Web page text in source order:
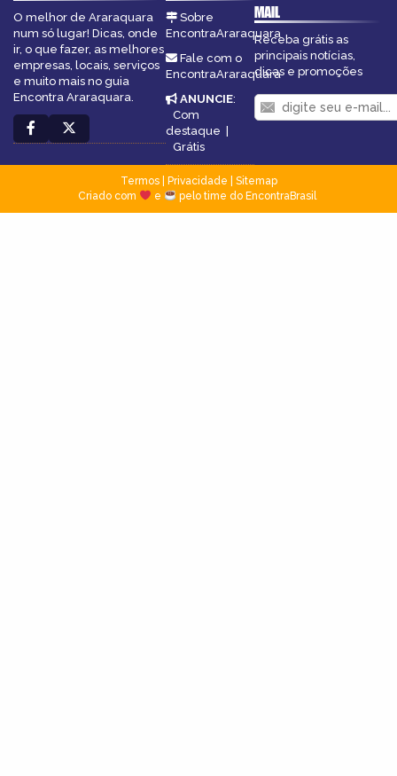
O melhor de Araraquara
num só lugar! Dicas, onde
ir, o que fazer, as melhores
empresas, locais, serviços
e muito mais no guia
Encontra Araraquara.
Sobre
EncontraAraraquara
Fale com o
EncontraAraraquara
ANUNCIE:
Com
destaque |
Grátis
MAIL
Receba grátis as
principais notícias,
dicas e promoções
Termos| Privacidade
Sitemap
Criado com
e pelo time do EncontraBrasil